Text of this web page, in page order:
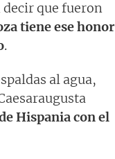
decir que fueron
tiene ese honor
.
al agua,
Hispania con el